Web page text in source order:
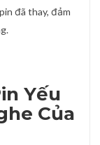
đã thay, đảm
Yếu
Của